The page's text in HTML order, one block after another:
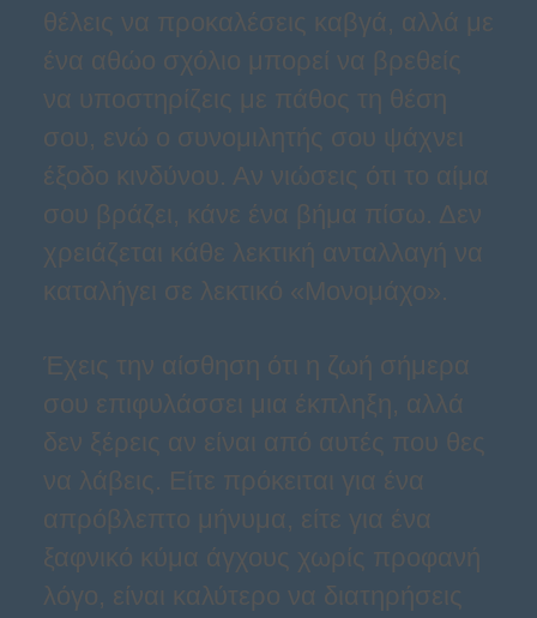
θέλεις να προκαλέσεις καβγά, αλλά με
ένα αθώο σχόλιο μπορεί να βρεθείς
να υποστηρίζεις με πάθος τη θέση
σου, ενώ ο συνομιλητής σου ψάχνει
έξοδο κινδύνου. Αν νιώσεις ότι το αίμα
σου βράζει, κάνε ένα βήμα πίσω. Δεν
χρειάζεται κάθε λεκτική ανταλλαγή να
καταλήγει σε λεκτικό «Μονομάχο».
Έχεις την αίσθηση ότι η ζωή σήμερα
σου επιφυλάσσει μια έκπληξη, αλλά
δεν ξέρεις αν είναι από αυτές που θες
να λάβεις. Είτε πρόκειται για ένα
απρόβλεπτο μήνυμα, είτε για ένα
ξαφνικό κύμα άγχους χωρίς προφανή
λόγο, είναι καλύτερο να διατηρήσεις